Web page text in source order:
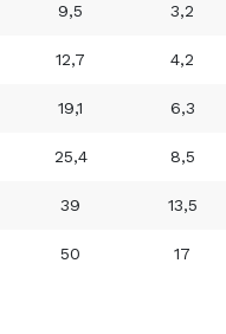
9,5 3,2
12,7 4,2
19,1 6,3
25,4 8,5
39 13,5
50 17